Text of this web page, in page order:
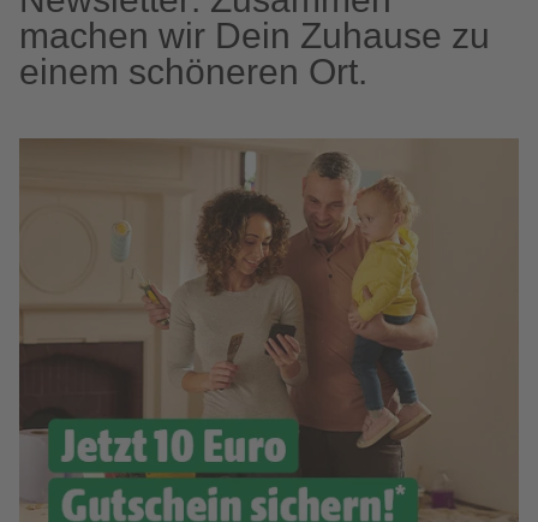
machen wir Dein Zuhause zu
einem schöneren Ort.